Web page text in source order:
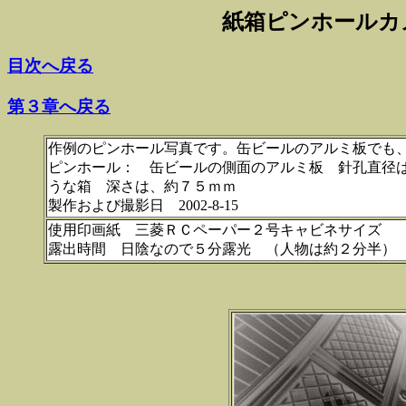
紙箱ピンホール
目次へ戻る
第３章へ戻る
作例のピンホール写真です。缶ビールのアルミ板でも
ピンホール： 缶ビールの側面のアルミ板 針孔
うな箱 深さは、約７５ｍｍ
製作および撮影日 2002-8-15
使用印画紙 三菱ＲＣペーパー２号キャビネサイ
露出時間 日陰なので５分露光 （人物は約２分半）